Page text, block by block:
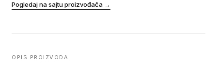
Pogledaj na sajtu proizvođača →
OPIS PROIZVODA